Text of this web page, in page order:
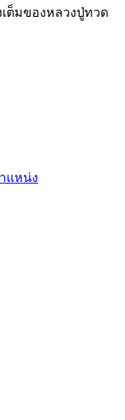
เต็มของหลวงปู่ทวด
แหน่ง